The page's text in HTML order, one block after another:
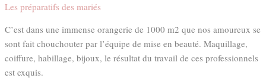
Les préparatifs des mariés
C’est dans une immense orangerie de 1000 m2 que nos amoureux se
sont fait chouchouter par l’équipe de mise en beauté. Maquillage,
coiffure, habillage, bijoux, le résultat du travail de ces professionnels
est exquis.